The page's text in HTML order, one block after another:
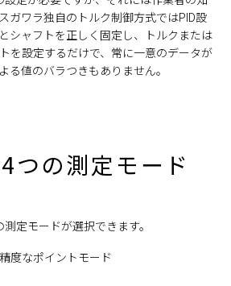
ガワラ独自のトルク制御方式ではPID設
シャフトを正しく固定し、トルクまたは
を設定するだけで、常に一意のデータが
る値のバラつきもありません。
つの測定モード
定モードが選択できます。
度なポイントモード